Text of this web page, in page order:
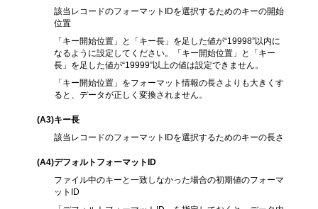
該当レコードのフォーマットIDを選択するためのキーの開始
位置
「キー開始位置」と「キー長」を足した値が“19998”以内に
なるように設定してください。「キー開始位置」と「キー
長」を足した値が“19999”以上の値は設定できません。
「キー開始位置」をフォーマット情報の長さよりも大きくす
ると、データが正しく変換されません。
(A3)キー長
該当レコードのフォーマットIDを選択するためのキーの長さ
(A4)デフォルトフォーマットID
ファイル中のキーと一致しなかった場合の初期値のフォーマ
ットID